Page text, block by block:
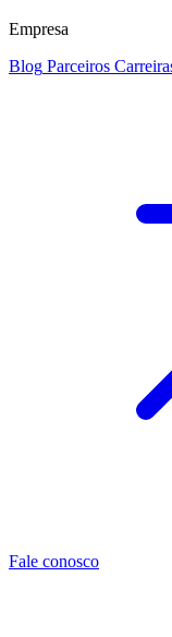
Empresa
Blog Parceiros
Fale conosco